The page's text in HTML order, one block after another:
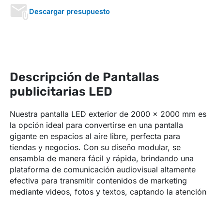
Descargar presupuesto
Descripción de Pantallas
publicitarias LED
Nuestra pantalla LED exterior de 2000 x 2000 mm es
la opción ideal para convertirse en una pantalla
gigante en espacios al aire libre, perfecta para
tiendas y negocios. Con su diseño modular, se
ensambla de manera fácil y rápida, brindando una
plataforma de comunicación audiovisual altamente
efectiva para transmitir contenidos de marketing
mediante videos, fotos y textos, captando la atención